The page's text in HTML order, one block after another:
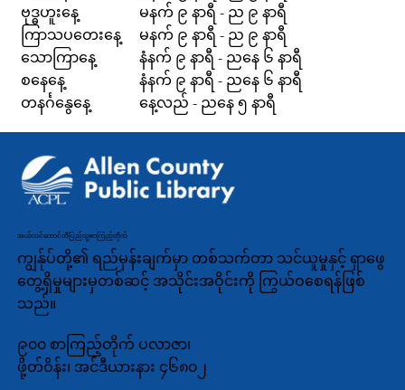
ဗုဒ္ဓဟူးနေ့
ကြာသပတေးနေ့
သောကြာနေ့
စနေနေ့
တနင်္ဂနွေနေ့
မနက် ၉ နာရီ - ည ၉ နာရီ
မနက် ၉ နာရီ - ည ၉ နာရီ
နံနက် ၉ နာရီ - ညနေ ၆ နာရီ
နံနက် ၉ နာရီ - ညနေ ၆ နာရီ
နေ့လည် - ညနေ ၅ နာရီ
အယ်လင်ကောင်တီပြည်သူ့စာကြည့်တိုက်
ကျွန်ုပ်တို့၏ ရည်မှန်းချက်မှာ တစ်သက်တာ သင်ယူမှုနှင့် ရှာဖွေ
တွေ့ရှိမှုများမှတစ်ဆင့် အသိုင်းအဝိုင်းကို ကြွယ်ဝစေရန်ဖြစ်
သည်။
၉၀၀ စာကြည့်တိုက် ပလာဇာ၊
ဖို့တ်ဝိန်း၊ အင်ဒီယားနား ၄၆၈၀၂